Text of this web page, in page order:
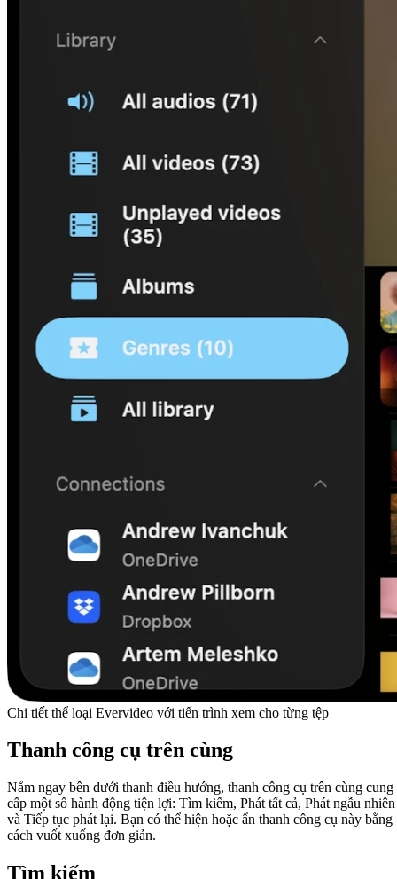
Chi tiết thể loại Evervideo với tiến trình xem cho từng tệp
Thanh công cụ trên cùng
Nằm ngay bên dưới thanh điều hướng, thanh công cụ trên cùng cung
cấp một số hành động tiện lợi: Tìm kiếm, Phát tất cả, Phát ngẫu nhiên
và Tiếp tục phát lại. Bạn có thể hiện hoặc ẩn thanh công cụ này bằng
cách vuốt xuống đơn giản.
Tìm kiếm